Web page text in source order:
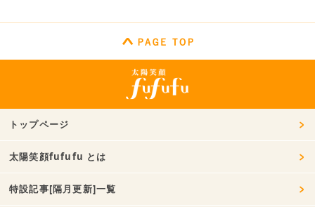
トップページ
太陽笑顔fufufu とは
特設記事[隔月更新]一覧